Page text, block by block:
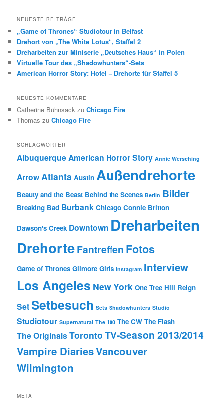
NEUESTE BEITRÄGE
„Game of Thrones“ Studiotour in Belfast
Drehort von „The White Lotus“, Staffel 2
Dreharbeiten zur Miniserie „Deutsches Haus“ in Polen
Virtuelle Tour des „Shadowhunters“-Sets
American Horror Story: Hotel – Drehorte für Staffel 5
NEUESTE KOMMENTARE
Catherine Bühnsack zuChicago Fire
Thomas zuChicago Fire
SCHLAGWÖRTER
AlbuquerqueAmerican Horror Story Annie Wersching
ArrowAtlanta Austin Außendrehorte
Beauty and the Beast Behind the Scenes Berlin Bilder
Breaking Bad Burbank Chicago Connie Britton
Dawson's Creek Downtown Dreharbeiten
DrehorteFantreffen Fotos
Game of Thrones Gilmore Girls Instagram Interview
Los Angeles New York One Tree Hill Reign
SetSetbesuch Sets Shadowhunters Studio
Studiotour Supernatural The 100 The CW The Flash
The OriginalsToronto TV-Season 2013/2014
Vampire DiariesVancouver
Wilmington
META